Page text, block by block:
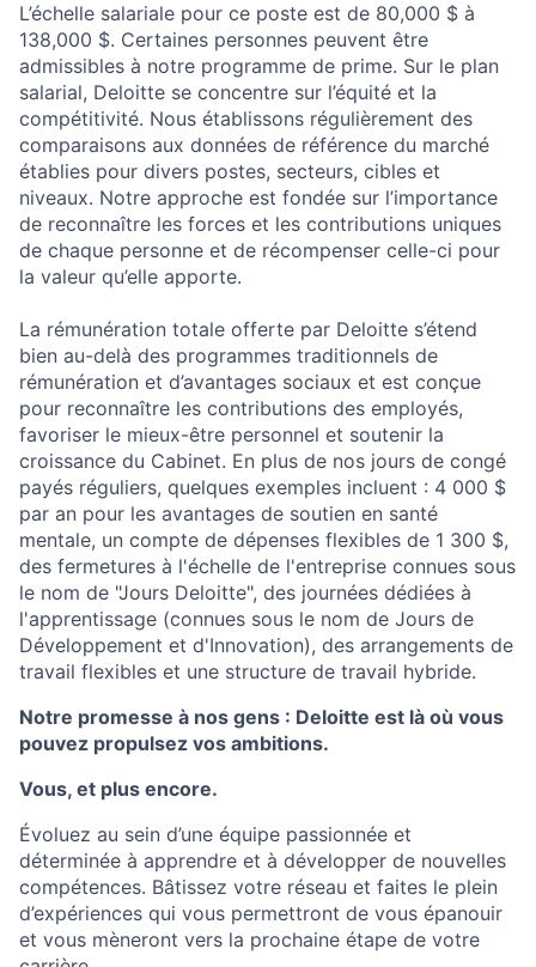
L’échelle salariale pour ce poste est de 80,000 $ à
138,000 $. Certaines personnes peuvent être
admissibles à notre programme de prime. Sur le plan
salarial, Deloitte se concentre sur l’équité et la
compétitivité. Nous établissons régulièrement des
comparaisons aux données de référence du marché
établies pour divers postes, secteurs, cibles et
niveaux. Notre approche est fondée sur l’importance
de reconnaître les forces et les contributions uniques
de chaque personne et de récompenser celle-ci pour
la valeur qu’elle apporte.
La rémunération totale offerte par Deloitte s’étend
bien au-delà des programmes traditionnels de
rémunération et d’avantages sociaux et est conçue
pour reconnaître les contributions des employés,
favoriser le mieux-être personnel et soutenir la
croissance du Cabinet. En plus de nos jours de congé
payés réguliers, quelques exemples incluent : 4 000 $
par an pour les avantages de soutien en santé
mentale, un compte de dépenses flexibles de 1 300 $,
des fermetures à l'échelle de l'entreprise connues sous
le nom de "Jours Deloitte", des journées dédiées à
l'apprentissage (connues sous le nom de Jours de
Développement et d'Innovation), des arrangements de
travail flexibles et une structure de travail hybride.
Notre promesse à nos gens : Deloitte est là où vous
pouvez propulsez vos ambitions.
Vous, et plus encore.
Évoluez au sein d’une équipe passionnée et
déterminée à apprendre et à développer de nouvelles
compétences. Bâtissez votre réseau et faites le plein
d’expériences qui vous permettront de vous épanouir
et vous mèneront vers la prochaine étape de votre